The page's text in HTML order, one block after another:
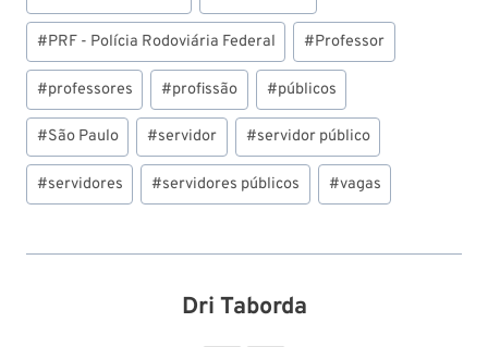
#PRF - Polícia Rodoviária Federal #Professor
#professores #profissão #públicos
#São Paulo #servidor #servidor público
#servidores #servidores públicos #vagas
Dri Taborda